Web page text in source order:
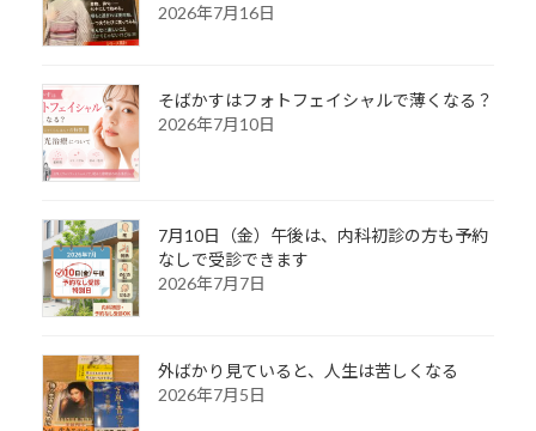
2026年7月16日
そばかすはフォトフェイシャルで薄くなる？
2026年7月10日
7月10日（金）午後は、内科初診の方も予約
なしで受診できます
2026年7月7日
外ばかり見ていると、人生は苦しくなる
2026年7月5日